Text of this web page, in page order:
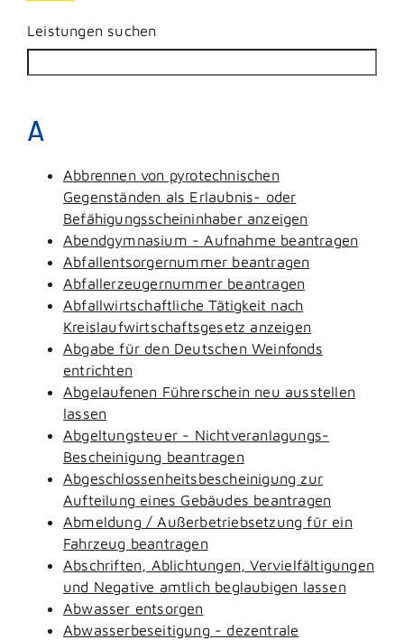
Leistungen suchen
A
Abbrennen von pyrotechnischen
Gegenständen als Erlaubnis- oder
Befähigungsscheininhaber anzeigen
Abendgymnasium - Aufnahme beantragen
Abfallentsorgernummer beantragen
Abfallerzeugernummer beantragen
Abfallwirtschaftliche Tätigkeit nach
Kreislaufwirtschaftsgesetz anzeigen
Abgabe für den Deutschen Weinfonds
entrichten
Abgelaufenen Führerschein neu ausstellen
lassen
Abgeltungsteuer - Nichtveranlagungs-
Bescheinigung beantragen
Abgeschlossenheitsbescheinigung zur
Aufteilung eines Gebäudes beantragen
Abmeldung / Außerbetriebsetzung für ein
Fahrzeug beantragen
Abschriften, Ablichtungen, Vervielfältigungen
und Negative amtlich beglaubigen lassen
Abwasser entsorgen
Abwasserbeseitigung - dezentrale